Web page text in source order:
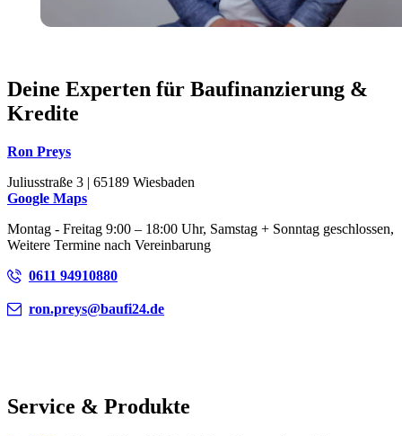
Deine Experten für Baufinanzierung &
Kredite
Ron Preys
Juliusstraße 3 | 65189 Wiesbaden
Google Maps
Montag - Freitag 9:00 – 18:00 Uhr, Samstag + Sonntag geschlossen,
Weitere Termine nach Vereinbarung
0611 94910880
ron.preys@baufi24.de
Service & Produkte